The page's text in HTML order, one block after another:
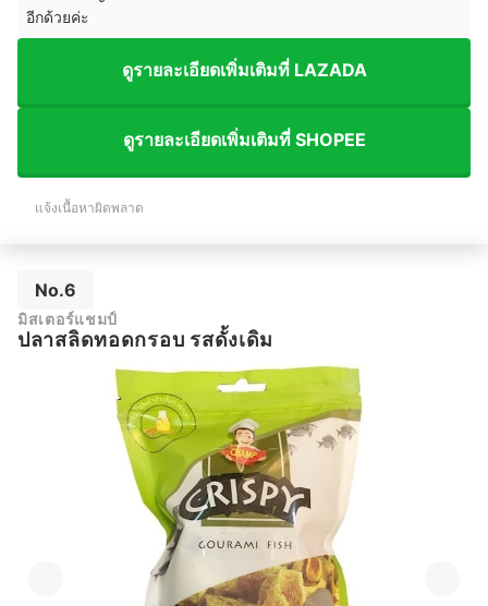
อีกด้วยค่ะ
ดูรายละเอียดเพิ่มเติมที่ LAZADA
ดูรายละเอียดเพิ่มเติมที่ SHOPEE
แจ้งเนื้อหาผิดพลาด
No.6
มิสเตอร์แชมป์
ปลาสลิดทอดกรอบ รสดั้งเดิม